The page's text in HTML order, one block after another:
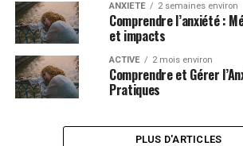
ANXIÉTÉ 2 semaines environ
Comprendre l’anxiété :
et impacts
ACTIVE 2 mois environ
Comprendre et Gérer
Pratiques
PLUS D'ARTICLES